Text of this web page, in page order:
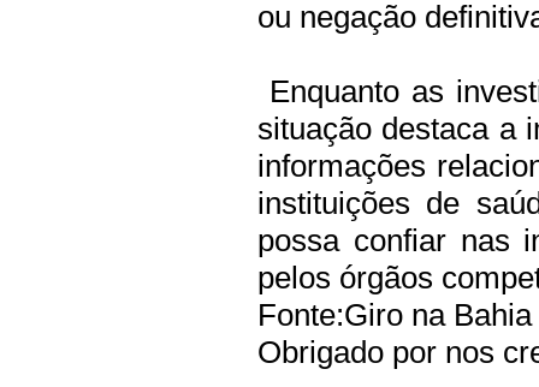
ou negação
Enquanto as
situação destaca a
informações
instituições de
possa confiar nas
pelos órgãos
Fonte:Giro na Bahia
Obrigado por nos